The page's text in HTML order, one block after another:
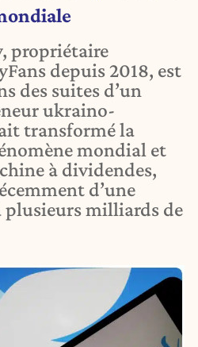
propriétaire
depuis 2018, est
des suites d’un
ukraino-
transformé la
mondial et
à dividendes,
d’une
plusieurs milliards de